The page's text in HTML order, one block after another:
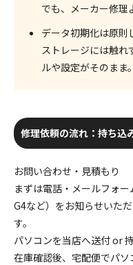
でも、メーカー修理
データ初期化は原則
ストレージには触れ
ルや設定がそのまま
修理依頼の流れ：持ち込
お問い合わせ・見積もり
まずは電話・メールフォ
G4など）をお知らせいた
す。
パソコンを当店へ送付 or
在庫確認後、宅配便でパ